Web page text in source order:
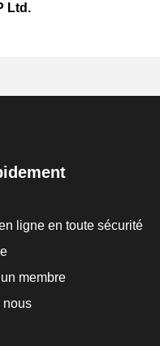
Ltd.
ligne en toute sécurité
membre
nous